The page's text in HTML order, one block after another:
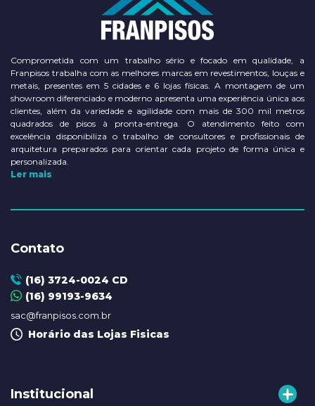
Comprometida com um trabalho sério e focado em qualidade, a
Franpisos trabalha com as melhores marcas em revestimentos, louças e
metais, presentes em 5 cidades e 6 lojas físicas. A montagem de um
showroom diferenciado e moderno apresenta uma experiência única aos
clientes, além da variedade e agilidade com mais de 300 mil metros
quadrados de pisos à pronta-entrega. O atendimento feito com
excelência disponibiliza o trabalho de consultores e profissionais de
arquitetura preparados para orientar cada projeto de forma única e
personalizada.
Ler mais
Contato
(16) 3724-0024 CD
(16) 99193-9634
sac@franpisos.com.br
Horário das Lojas Fisicas
Institucional